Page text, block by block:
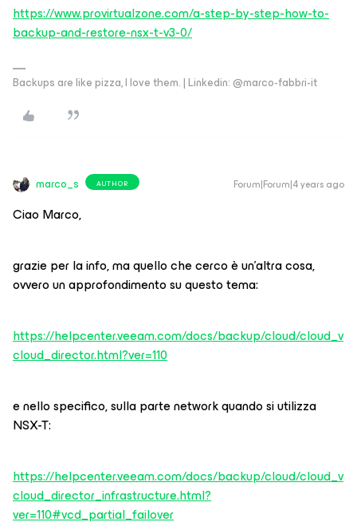
https://www.provirtualzone.com/a-step-by-step-how-to-
backup-and-restore-nsx-t-v3-0/
Backups are like pizza, I love them. | Linkedin: @marco-fabbri-it
marco_s AUTHOR Forum|Forum|4 years ago
Ciao Marco,
grazie per la info, ma quello che cerco è un’altra cosa,
ovvero un approfondimento su questo tema:
https://helpcenter.veeam.com/docs/backup/cloud/cloud_v
cloud_director.html?ver=110
e nello specifico, sulla parte network quando si utilizza
NSX-T:
https://helpcenter.veeam.com/docs/backup/cloud/cloud_v
cloud_director_infrastructure.html?
ver=110#vcd_partial_failover